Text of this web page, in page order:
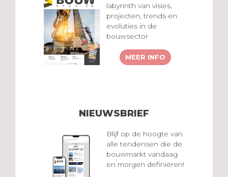
labyrinth van visies,
projecten, trends en
evoluties in de
bouwsector
MEER INFO
NIEUWSBRIEF
Blijf op de hoogte van
alle tendensen die de
bouwmarkt vandaag
en morgen definiëren!